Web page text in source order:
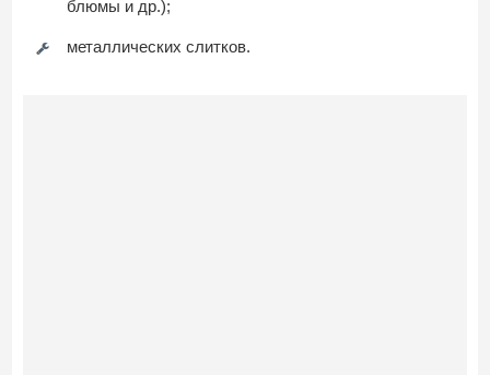
блюмы и др.);
металлических слитков.